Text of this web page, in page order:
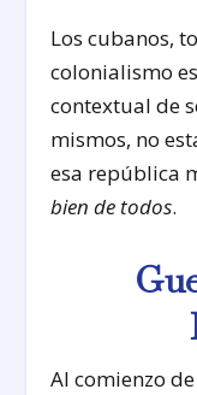
Los cubanos,
colonialismo
contextual de
mismos, no
esa república
bien de todos.
Al comienzo